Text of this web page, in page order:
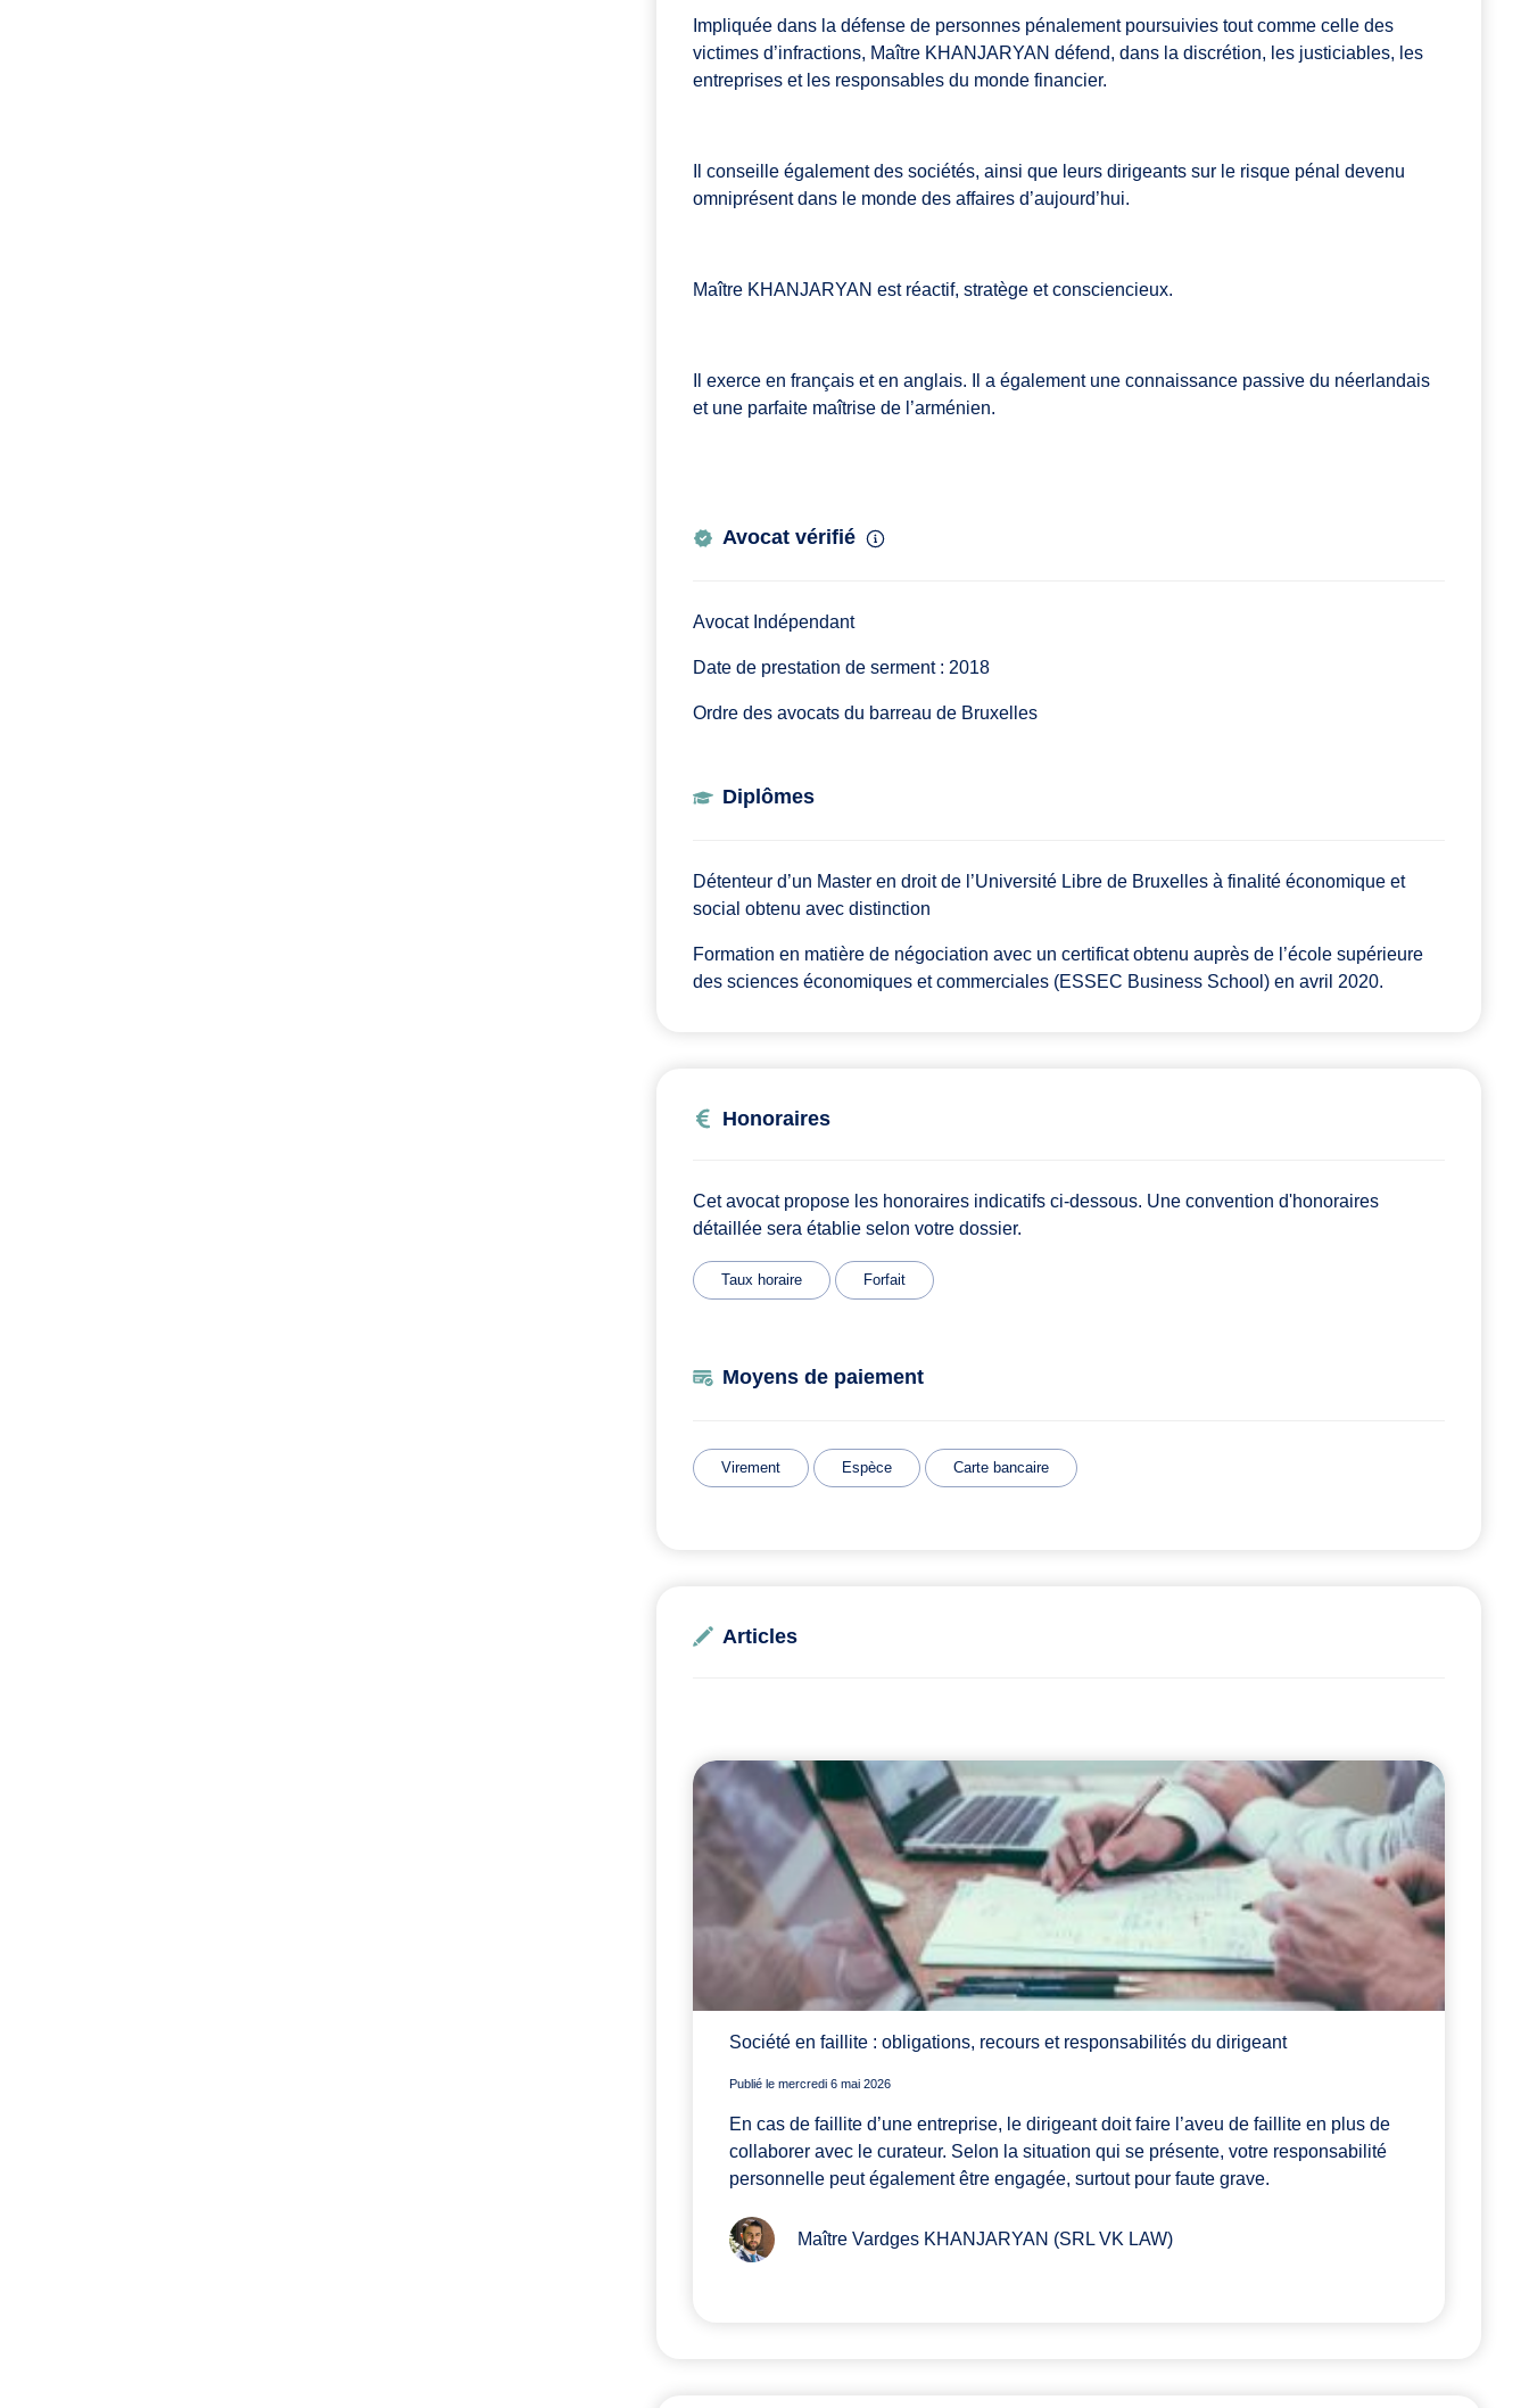
Impliquée dans la défense de personnes pénalement poursuivies tout comme celle des
victimes d’infractions, Maître KHANJARYAN défend, dans la discrétion, les justiciables, les
entreprises et les responsables du monde financier.
Il conseille également des sociétés, ainsi que leurs dirigeants sur le risque pénal devenu
omniprésent dans le monde des affaires d’aujourd’hui.
Maître KHANJARYAN est réactif, stratège et consciencieux.
Il exerce en français et en anglais. Il a également une connaissance passive du néerlandais
et une parfaite maîtrise de l’arménien.
Avocat vérifié
Avocat Indépendant
Date de prestation de serment : 2018
Ordre des avocats du barreau de Bruxelles
Diplômes
Détenteur d’un Master en droit de l’Université Libre de Bruxelles à finalité économique et
social obtenu avec distinction
Formation en matière de négociation avec un certificat obtenu auprès de l’école supérieure
des sciences économiques et commerciales (ESSEC Business School) en avril 2020.
Honoraires
Cet avocat propose les honoraires indicatifs ci-dessous. Une convention d'honoraires
détaillée sera établie selon votre dossier.
Taux horaire Forfait
Moyens de paiement
Virement Espèce Carte bancaire
Articles
Société en faillite : obligations, recours et responsabilités du dirigeant
Publié le mercredi 6 mai 2026
En cas de faillite d’une entreprise, le dirigeant doit faire l’aveu de faillite en plus de
collaborer avec le curateur. Selon la situation qui se présente, votre responsabilité
personnelle peut également être engagée, surtout pour faute grave.
Maître Vardges KHANJARYAN (SRL VK LAW)